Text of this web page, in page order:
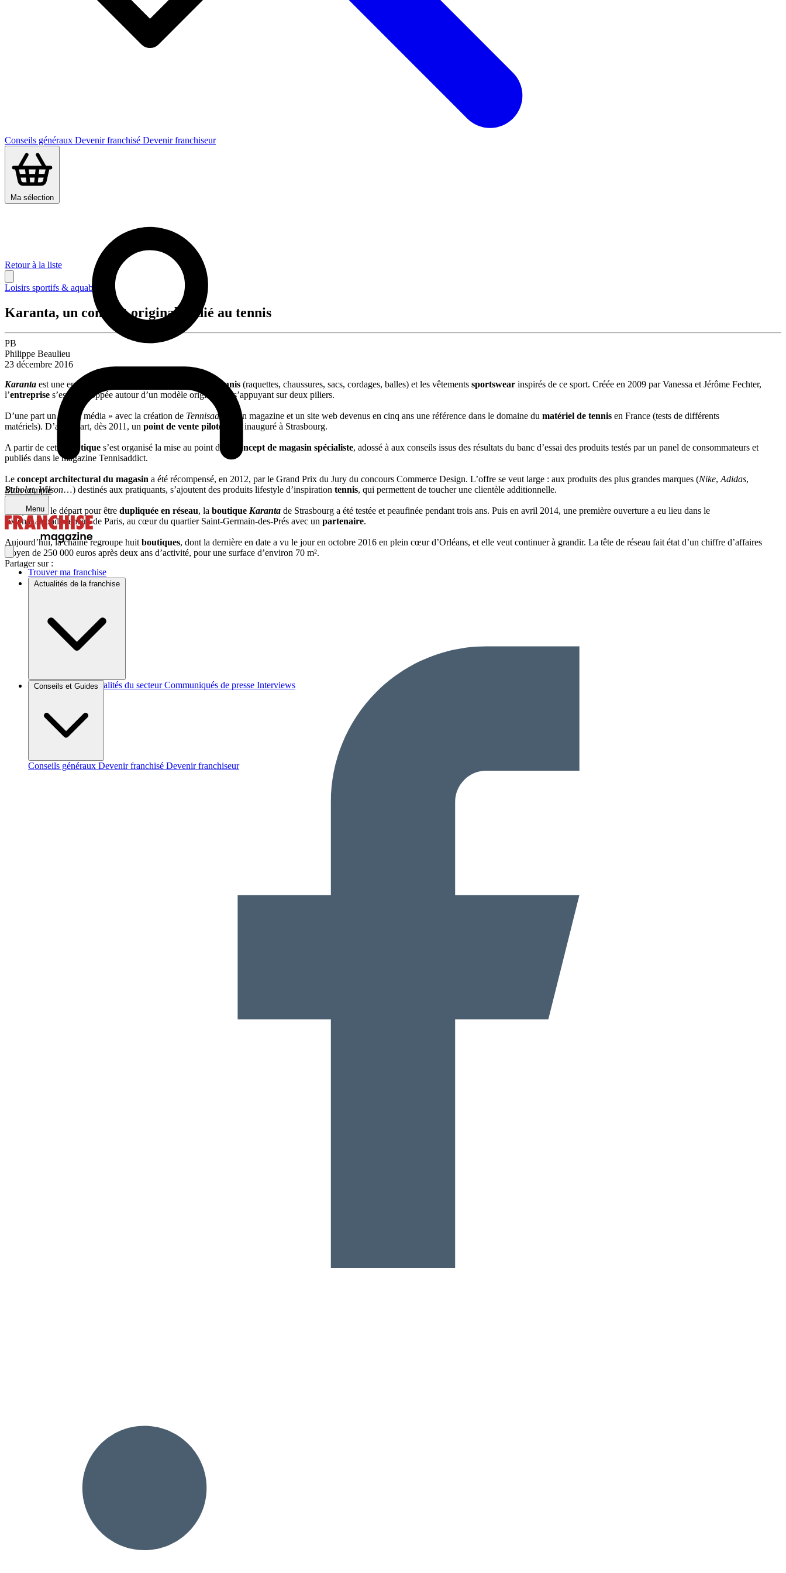
Conseils généraux Devenir franchisé Devenir franchiseur
Ma sélection
Mon compte
Menu
Trouver ma franchise
Actualités de la franchise
Brèves et actus Actualités du secteur Communiqués de presse Interviews
Conseils et Guides
Conseils généraux Devenir franchisé Devenir franchiseur
Retour à la liste
Loisirs sportifs & aquabiking
Karanta, un concept original dédié au tennis
PB
Philippe Beaulieu
23 décembre 2016
Karanta est une enseigne spécialisée dans le matériel de tennis (raquettes, chaussures, sacs, cordages, balles) et les vêtements sportswear inspirés de ce sport. Créée en 2009 par Vanessa et Jérôme Fechter,
l’entreprise s’est développée autour d’un modèle original, en s’appuyant sur deux piliers.
D’une part un pôle « média » avec la création de Tennisaddict , un magazine et un site web devenus en cinq ans une référence dans le domaine du matériel de tennis en France (tests de différents
matériels). D’autre part, dès 2011, un point de vente pilote a été inauguré à Strasbourg.
A partir de cette boutique s’est organisé la mise au point d’un concept de magasin spécialiste, adossé à aux conseils issus des résultats du banc d’essai des produits testés par un panel de consommateurs et
publiés dans le magazine Tennisaddict.
Le concept architectural du magasin a été récompensé, en 2012, par le Grand Prix du Jury du concours Commerce Design. L’offre se veut large : aux produits des plus grandes marques (Nike, Adidas,
Babolat,Wilson…) destinés aux pratiquants, s’ajoutent des produits lifestyle d’inspiration tennis, qui permettent de toucher une clientèle additionnelle.
Conçue dès le départ pour être dupliquée en réseau, la boutique Karanta de Strasbourg a été testée et peaufinée pendant trois ans. Puis en avril 2014, une première ouverture a eu lieu dans le
sixième arrondissement de Paris, au cœur du quartier Saint-Germain-des-Prés avec un partenaire.
Aujourd’hui, la chaîne regroupe huit boutiques, dont la dernière en date a vu le jour en octobre 2016 en plein cœur d’Orléans, et elle veut continuer à grandir. La tête de réseau fait état d’un chiffre d’affaires
moyen de 250 000 euros après deux ans d’activité, pour une surface d’environ 70 m².
Partager sur :